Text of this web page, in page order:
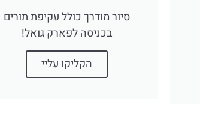
סיור מודרך כולל עקיפת תורים
בכניסה לפארק גואל!
הקליקו עליי